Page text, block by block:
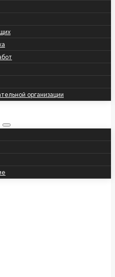
организации